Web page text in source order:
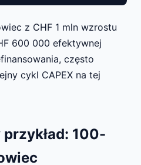
z CHF 1 mln wzrostu
600 000 efektywnej
często
cykl CAPEX na tej
100-